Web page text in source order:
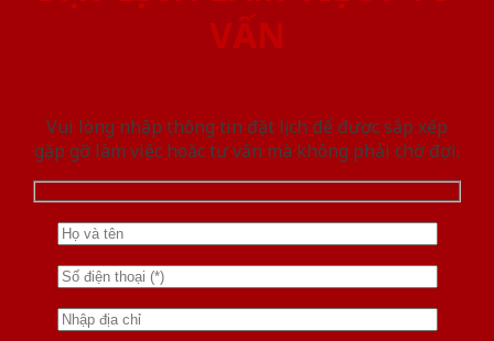
VẤN
Vui lòng nhập thông tin đặt lịch để được sắp xếp
gặp gỡ làm việc hoăc tư vấn mà không phải chờ đợi.